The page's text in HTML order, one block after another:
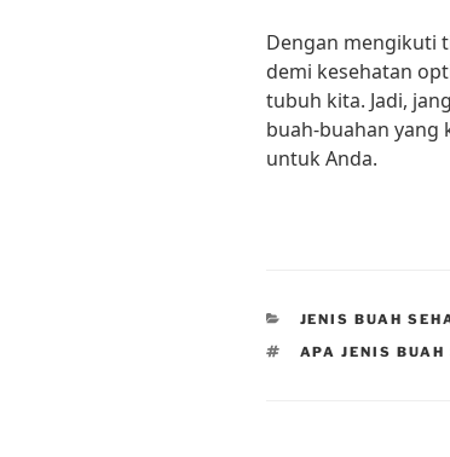
Dengan mengikuti
demi kesehatan
tubuh kita. Jadi,
buah-buahan yang
untuk Anda.
CATEGORIES
JENIS BUAH
TAGS
APA JENIS BUAH